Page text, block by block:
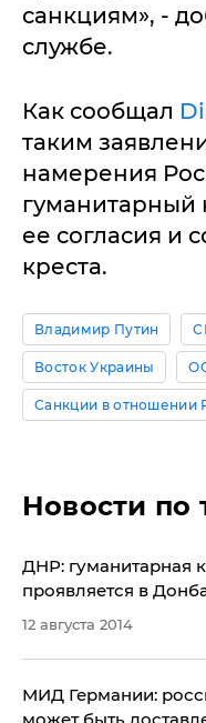
санкциям», -
службе.
Как сообщал
таким
намерения
гуманитарный
ее согласия и
креста.
Владимир Путин
Восток Украины
Санкции в отношении
Новости по
ДНР: гуманитарная
проявляется в
12 августа 2014
МИД Германии: